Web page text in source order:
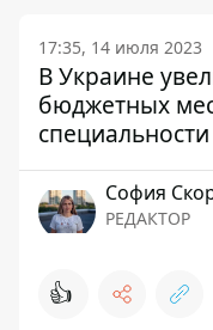
17:35, 14 июля 2023
В Украине
бюджетных
София
РЕДАКТОР
👍